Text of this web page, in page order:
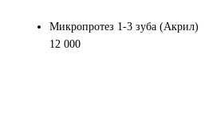
Микропротез 1-3 зуба (Акрил)
12 000